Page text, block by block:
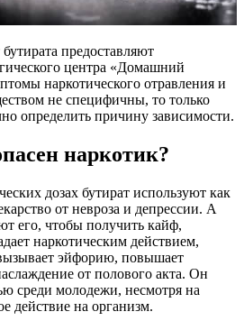
предоставляют
центра «Домашний
наркотического отравления и
не специфичны, то только
определить причину зависимости.
наркотик?
дозах бутират используют как
от невроза и депрессии. А
его, чтобы получить кайф,
наркотическим действием,
эйфорию, повышает
от полового акта. Он
среди молодежи, несмотря на
действие на организм.